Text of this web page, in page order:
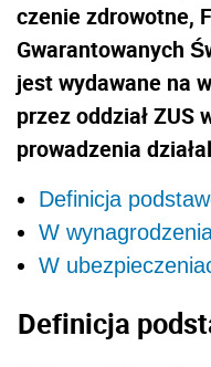
czenie zdrowotne,
Gwarantowanych
jest wydawane na
przez oddział ZUS
prowadzenia
Definicja
W
W
Definicja